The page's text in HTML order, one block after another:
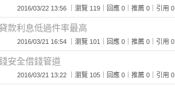
2016/03/22 13:56 ｜瀏覽 119｜回應 0｜推薦 0｜引用 0
款利息低過件率最高
2016/03/21 16:54 ｜瀏覽 101｜回應 0｜推薦 0｜引用 0
安全借錢管道
2016/03/21 13:22 ｜瀏覽 105｜回應 0｜推薦 0｜引用 0